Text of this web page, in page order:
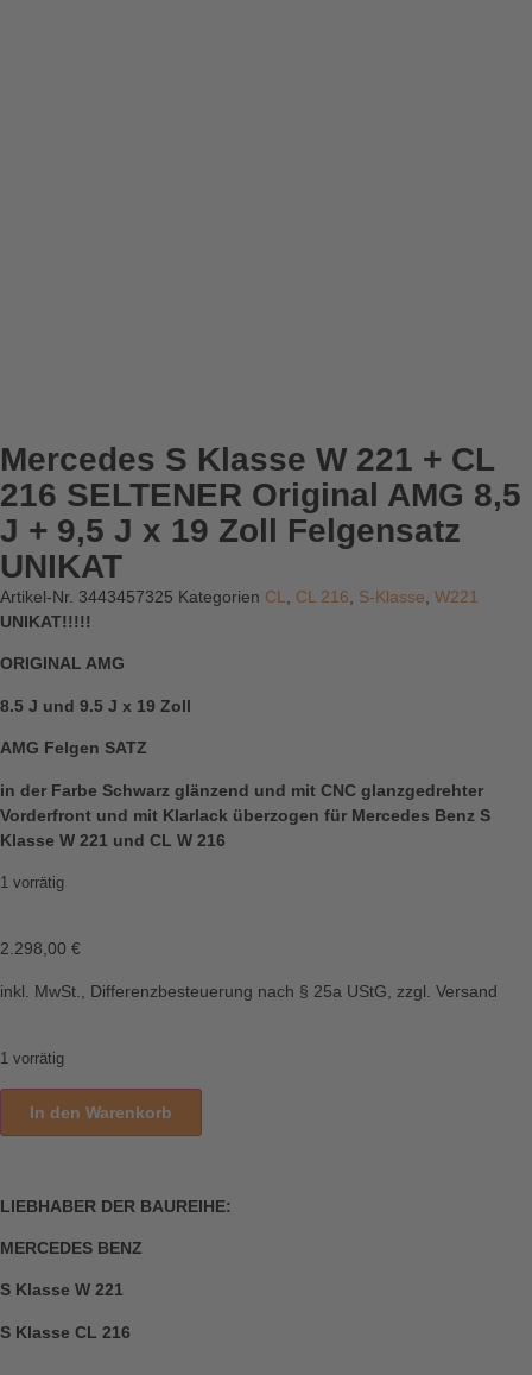
Mercedes S Klasse W 221 + CL
216 SELTENER Original AMG 8,5
J + 9,5 J x 19 Zoll Felgensatz
UNIKAT
Artikel-Nr. 3443457325 Kategorien CL CL 216 S-Klasse W221
UNIKAT!!!!!
ORIGINAL AMG
8.5 J und 9.5 J x 19 Zoll
AMG Felgen SATZ
in der Farbe Schwarz glänzend und mit CNC glanzgedrehter
Vorderfront und mit Klarlack überzogen für Mercedes Benz S
Klasse W 221 und CL W 216
1 vorrätig
2.298,00 €
inkl. MwSt., Differenzbesteuerung nach § 25a UStG, zzgl. Versand
1 vorrätig
In den Warenkorb
LIEBHABER DER BAUREIHE:
MERCEDES BENZ
S Klasse W 221
S Klasse CL 216